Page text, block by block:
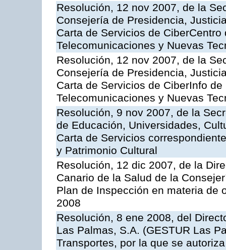
Resolución, 12 nov 2007, de la
Consejería de Presidencia,
Carta de Servicios de
Telecomunicaciones y Nuevas
Resolución, 12 nov 2007, de la
Consejería de Presidencia,
Carta de Servicios de CiberInfo
Telecomunicaciones y Nuevas
Resolución, 9 nov 2007, de la
de Educación, Universidades,
Carta de Servicios
y Patrimonio Cultural
Resolución, 12 dic 2007, de la
Canario de la Salud de la
Plan de Inspección en materia de
2008
Resolución, 8 ene 2008, del
Las Palmas, S.A. (GESTUR Las
Transportes, por la que se